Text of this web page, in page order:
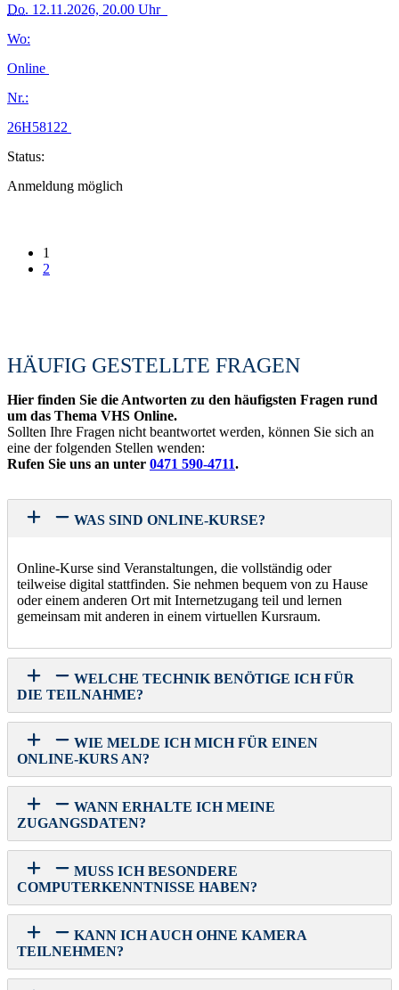
Do. 12.11.2026, 20.00 Uhr
Wo:
Online
Nr.:
26H58122
Status:
Anmeldung möglich
1
2
HÄUFIG GESTELLTE FRAGEN
Hier finden Sie die Antworten zu den häufigsten Fragen rund
um das Thema VHS Online.
Sollten Ihre Fragen nicht beantwortet werden, können Sie sich an
eine der folgenden Stellen wenden:
Rufen Sie uns an unter 0471 590-4711.
WAS SIND ONLINE-KURSE?
Online-Kurse sind Veranstaltungen, die vollständig oder
teilweise digital stattfinden. Sie nehmen bequem von zu Hause
oder einem anderen Ort mit Internetzugang teil und lernen
gemeinsam mit anderen in einem virtuellen Kursraum.
WELCHE TECHNIK BENÖTIGE ICH FÜR
DIE TEILNAHME?
WIE MELDE ICH MICH FÜR EINEN
ONLINE-KURS AN?
WANN ERHALTE ICH MEINE
ZUGANGSDATEN?
MUSS ICH BESONDERE
COMPUTERKENNTNISSE HABEN?
KANN ICH AUCH OHNE KAMERA
TEILNEHMEN?